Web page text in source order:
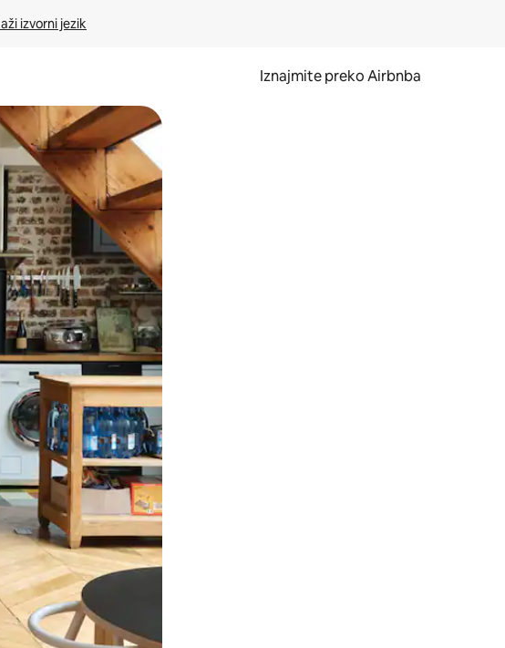
izvorni jezik
Iznajmite preko Airbnba
i dodirom ili prelaskom prstom po zaslonu.